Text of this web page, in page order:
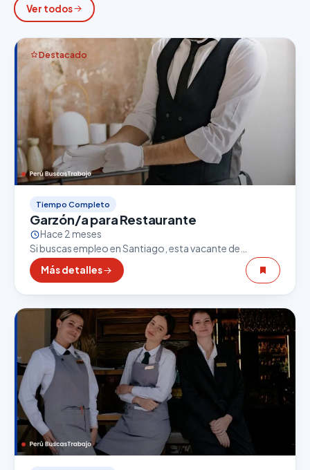
Ver todos
Destacado
Tiempo Completo
Garzón/a para Restaurante
Hace 2 meses
Si buscas empleo en Santiago, esta vacante de
Garzón/a para Restaurante puede ser una excelente
oportunidad. El sector gastronómico es uno de los
que…
Más detalles